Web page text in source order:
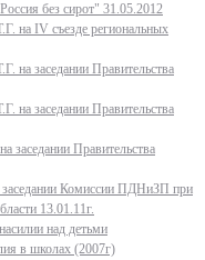
без сирот" 31.05.2012
на IV съезде региональных
на заседании Правительства
на заседании Правительства
заседании Правительства
заседании Комиссии ПДНиЗП при
13.01.11г.
над детьми
в школах (2007г)